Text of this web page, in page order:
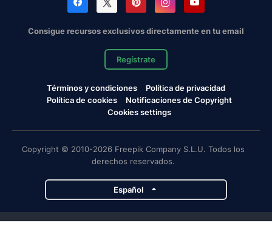
Consigue recursos exclusivos directamente en tu email
Regístrate
Términos y condiciones
Política de privacidad
Política de cookies
Notificaciones de Copyright
Cookies settings
Copyright © 2010-2026 Freepik Company S.L.U. Todos los
derechos reservados.
Español